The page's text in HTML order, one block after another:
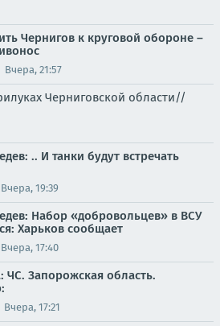
Чернигов к круговой обороне –
Вчера, 21:57
Черниговской области//
.. И танки будут встречать
Вчера, 19:39
Набор «добровольцев» в ВСУ
Харьков сообщает
Вчера, 17:40
ЧС. Запорожская область.
Вчера, 17:21